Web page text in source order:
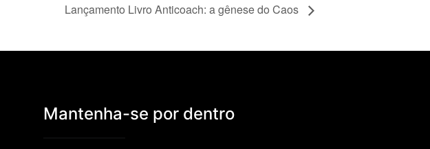
Lançamento Livro Anticoach: a gênese do Caos
Mantenha-se por dentro